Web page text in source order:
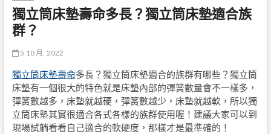
獨立筒床墊壽命多長？獨立筒床墊適合族
群？
5 10 月, 2022
獨立筒床墊壽命多長？獨立筒床墊適合的族群有哪些？獨立筒
床墊有一個很大的特色就是床墊內部的彈簧數量會不一樣多，
彈簧數越多，床墊就越硬，彈簧數越少，床墊就越軟，所以獨
立筒床墊其實很適合各式各樣的族群使用喔！建議大家可以到
現場試躺看看自己適合的軟硬度，那樣才是最準確的！